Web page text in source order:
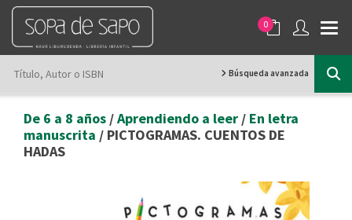
0
Búsqueda avanzada
De 6 a 8 años /Aprendiendo a leer / En letra
manuscrita / PICTOGRAMAS. CUENTOS DE
HADAS